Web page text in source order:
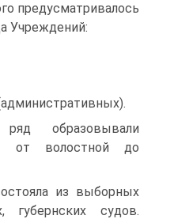
предусматривалось
Учреждений:
ряд образовывали
волостной до
из выборных
губернских судов.